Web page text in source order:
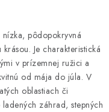
pôdopokryvná
Je charakteristická
v prízemnej ružici a
od mája do júla. V
oblastiach či
záhrad, stepných